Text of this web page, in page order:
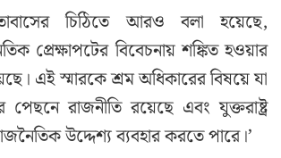
চিঠিতে আরও বলা হয়েছে,
প্রেক্ষাপটের বিবেচনায় শঙ্কিত হওয়ার
এই স্মারকে শ্রম অধিকারের বিষয়ে যা
রাজনীতি রয়েছে এবং যুক্তরাষ্ট্র
উদ্দেশ্য ব্যবহার করতে পারে।’